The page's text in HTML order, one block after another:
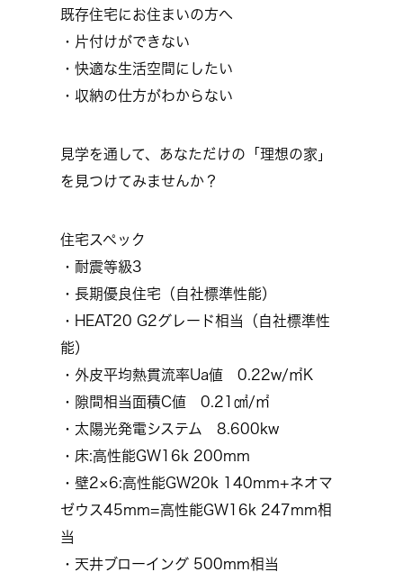
既存住宅にお住まいの方へ
・片付けができない
・快適な生活空間にしたい
・収納の仕方がわからない
見学を通して、あなただけの「理想の家」
を見つけてみませんか？
住宅スペック
・耐震等級3
・長期優良住宅（自社標準性能）
・HEAT20 G2グレード相当（自社標準性
能）
・外皮平均熱貫流率Ua値 0.22w/㎡K
・隙間相当面積C値 0.21㎠/㎡
・太陽光発電システム 8.600kw
・床:高性能GW16k 200mm
・壁2×6:高性能GW20k 140mm+ネオマ
ゼウス45mm=高性能GW16k 247mm相
当
・天井ブローイング 500mm相当